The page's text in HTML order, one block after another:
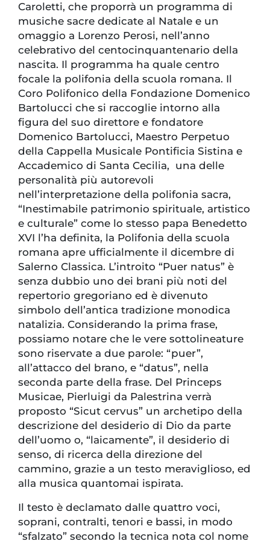
Caroletti, che proporrà un programma di
musiche sacre dedicate al Natale e un
omaggio a Lorenzo Perosi, nell’anno
celebrativo del centocinquantenario della
nascita. Il programma ha quale centro
focale la polifonia della scuola romana. Il
Coro Polifonico della Fondazione Domenico
Bartolucci che si raccoglie intorno alla
figura del suo direttore e fondatore
Domenico Bartolucci, Maestro Perpetuo
della Cappella Musicale Pontificia Sistina e
Accademico di Santa Cecilia, una delle
personalità più autorevoli
nell’interpretazione della polifonia sacra,
“Inestimabile patrimonio spirituale, artistico
e culturale” come lo stesso papa Benedetto
XVI l’ha definita, la Polifonia della scuola
romana apre ufficialmente il dicembre di
Salerno Classica. L’introito “Puer natus” è
senza dubbio uno dei brani più noti del
repertorio gregoriano ed è divenuto
simbolo dell’antica tradizione monodica
natalizia. Considerando la prima frase,
possiamo notare che le vere sottolineature
sono riservate a due parole: “puer”,
all’attacco del brano, e “datus”, nella
seconda parte della frase. Del Princeps
Musicae, Pierluigi da Palestrina verrà
proposto “Sicut cervus” un archetipo della
descrizione del desiderio di Dio da parte
dell’uomo o, “laicamente”, il desiderio di
senso, di ricerca della direzione del
cammino, grazie a un testo meraviglioso, ed
alla musica quantomai ispirata.
Il testo è declamato dalle quattro voci,
soprani, contralti, tenori e bassi, in modo
“sfalzato” secondo la tecnica nota col nome